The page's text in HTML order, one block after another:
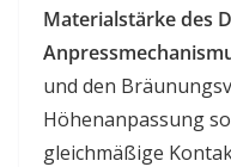
Materialstärke des
und den
Höhenanpassung
gleichmäßige